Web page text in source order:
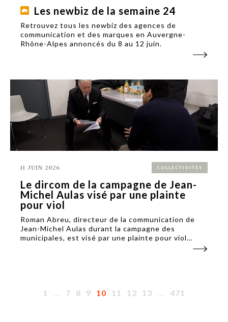
Les newbiz de la semaine 24
Retrouvez tous les newbiz des agences de
communication et des marques en Auvergne-
Rhône-Alpes annoncés du 8 au 12 juin.
11 JUIN 2026 COLLECTIVITÉS
Le dircom de la campagne de Jean-
Michel Aulas visé par une plainte
pour viol
Roman Abreu, directeur de la communication de
Jean-Michel Aulas durant la campagne des
municipales, est visé par une plainte pour viol
déposée par une ancienne membre de l'équipe de
1 ... 7 8 9 10 11 12 13 ... 471